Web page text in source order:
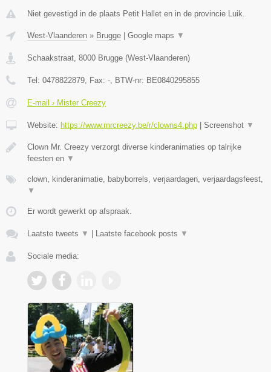
Niet gevestigd in de plaats Petit Hallet en in de provincie Luik.
West-Vlaanderen » Brugge Google maps ▼
Schaakstraat, 8000 Brugge (West-Vlaanderen)
Tel: 0478822879, Fax: -, BTW-nr: BE0840295855
E-mail › Mister Creezy
Website: https://www.mrcreezy.be/r/clowns4.php Screenshot ▼
Clown Mr. Creezy verzorgt diverse kinderanimaties op talrijke
feesten en ▼
clown, kinderanimatie, babyborrels, verjaardagen, verjaardagsfeest,
▼
Er wordt gewerkt op afspraak.
Laatste tweets ▼ Laatste facebook posts ▼
Sociale media: